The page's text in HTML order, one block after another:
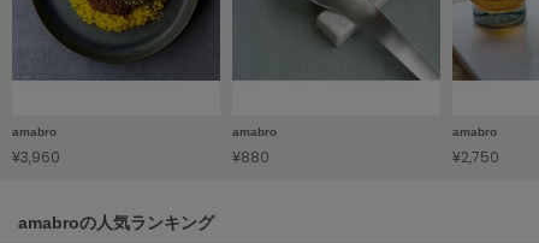
LAATO
le
ル
le coq sportif
ルコックスポルティフ
amabro
¥3,960
amabro
¥880
amabro
¥2,750
amabroの人気ランキング